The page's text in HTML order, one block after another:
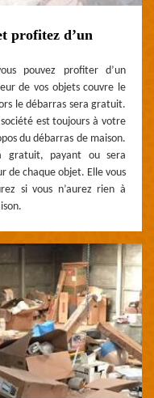
profitez d’un
pouvez profiter d’un
de vos objets couvre le
le débarras sera gratuit.
est toujours à votre
du débarras de maison.
gratuit, payant ou sera
de chaque objet. Elle vous
si vous n’aurez rien à